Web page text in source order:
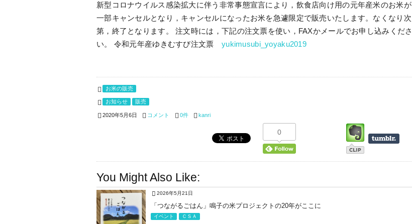
新型コロナウイルス感染拡大に伴う非常事態宣言により，飲食店向け用の元年産米のお米が
一部キャンセルとなり，キャンセルになったお米を急遽限定で販売いたします。なくなり次
第，終了となります。 注文時には，下記の注文票を使い，FAXかメールでお申し込みくださ
い。 令和元年産ゆきむすび注文票 yukimusubi_yoyaku2019
お米の販売
お知らせ 販売
2020年5月6日 コメント 0件 kanri
0
You Might Also Like:
2026年5月21日
「つながるごはん」鳴子の米プロジェクトの20年がここに
イベント ＣＳＡ